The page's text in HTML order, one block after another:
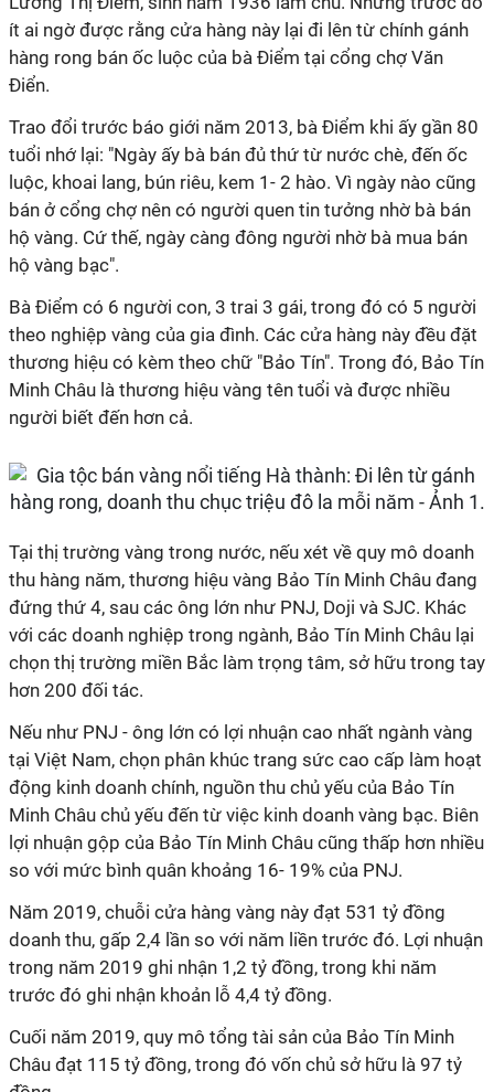
ít ai ngờ được rằng cửa hàng này lại đi lên từ chính gánh
hàng rong bán ốc luộc của bà Điểm tại cổng chợ Văn
Điển.
Trao đổi trước báo giới năm 2013, bà Điểm khi ấy gần 80
tuổi nhớ lại: "Ngày ấy bà bán đủ thứ từ nước chè, đến ốc
luộc, khoai lang, bún riêu, kem 1- 2 hào. Vì ngày nào cũng
bán ở cổng chợ nên có người quen tin tưởng nhờ bà bán
hộ vàng. Cứ thế, ngày càng đông người nhờ bà mua bán
hộ vàng bạc".
Bà Điểm có 6 người con, 3 trai 3 gái, trong đó có 5 người
theo nghiệp vàng của gia đình. Các cửa hàng này đều đặt
thương hiệu có kèm theo chữ "Bảo Tín". Trong đó, Bảo Tín
Minh Châu là thương hiệu vàng tên tuổi và được nhiều
người biết đến hơn cả.
Tại thị trường vàng trong nước, nếu xét về quy mô doanh
thu hàng năm, thương hiệu vàng Bảo Tín Minh Châu đang
đứng thứ 4, sau các ông lớn như PNJ, Doji và SJC. Khác
với các doanh nghiệp trong ngành, Bảo Tín Minh Châu lại
chọn thị trường miền Bắc làm trọng tâm, sở hữu trong tay
hơn 200 đối tác.
Nếu như PNJ - ông lớn có lợi nhuận cao nhất ngành vàng
tại Việt Nam, chọn phân khúc trang sức cao cấp làm hoạt
động kinh doanh chính, nguồn thu chủ yếu của Bảo Tín
Minh Châu chủ yếu đến từ việc kinh doanh vàng bạc. Biên
lợi nhuận gộp của Bảo Tín Minh Châu cũng thấp hơn nhiều
so với mức bình quân khoảng 16- 19% của PNJ.
Năm 2019, chuỗi cửa hàng vàng này đạt 531 tỷ đồng
doanh thu, gấp 2,4 lần so với năm liền trước đó. Lợi nhuận
trong năm 2019 ghi nhận 1,2 tỷ đồng, trong khi năm
trước đó ghi nhận khoản lỗ 4,4 tỷ đồng.
Cuối năm 2019, quy mô tổng tài sản của Bảo Tín Minh
Châu đạt 115 tỷ đồng, trong đó vốn chủ sở hữu là 97 tỷ